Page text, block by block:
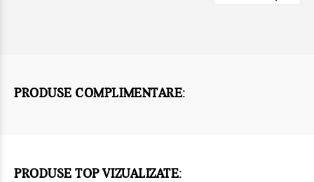
PRODUSE COMPLIMENTARE:
PRODUSE TOP VIZUALIZATE: